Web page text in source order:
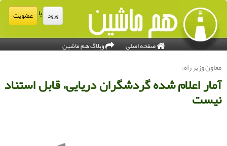
ورود عضویت
صفحه اصلی وبلاگ هم ماشین
معاون وزیر راه:
آمار اعلام شده گردشگران دریایی، قابل استناد
نیست